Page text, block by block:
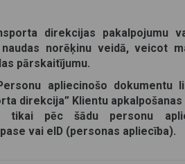
direkcijas pakalpojumu
norēķinu veidā, veicot
pārskaitījumu.
apliecinošo dokumentu
direkcija” Klientu
tikai pēc šādu personu
vai eID (personas apliecība).